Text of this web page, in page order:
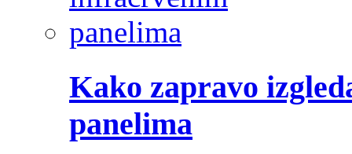
Kako zapravo
panelima